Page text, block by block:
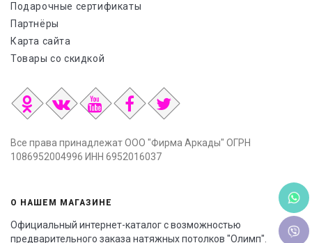
Подарочные сертификаты
Партнёры
Карта сайта
Товары со скидкой
Все права принадлежат ООО "Фирма Аркады" ОГРН
1086952004996 ИНН 6952016037
О НАШЕМ МАГАЗИНЕ
Официальный интернет-каталог с возможностью
предварительного заказа натяжных потолков "Олимп".